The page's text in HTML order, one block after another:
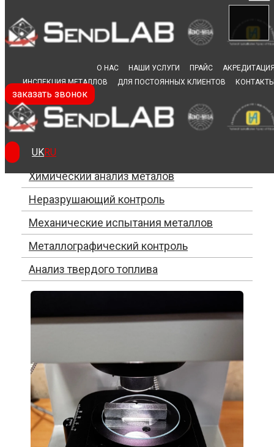
О НАС НАШИ УСЛУГИ ПРАЙС
ИНСПЕКЦИЯ МЕТАЛЛОВ
ДЛЯ ПОСТОЯННЫХ КЛИЕНТОВ
заказать звонок
RU
UK
Механические испытания металлов
Категории
Химический анализ металов
Неразрушающий контроль
Механические испытания металлов
Металлографический контроль
Анализ твердого топлива